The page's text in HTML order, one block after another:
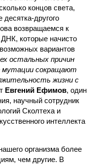
концов света,
другого
возвращаемся к
которые начисто
вариантов
остальных причин
мутации сокращают
жизни с
Евгений Ефимов, один
научный сотрудник
Сколтеха и
интеллекта
организма более
чем другие. В